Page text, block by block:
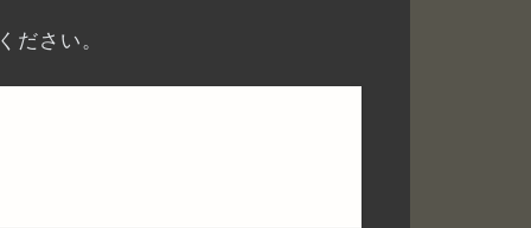
ださい。